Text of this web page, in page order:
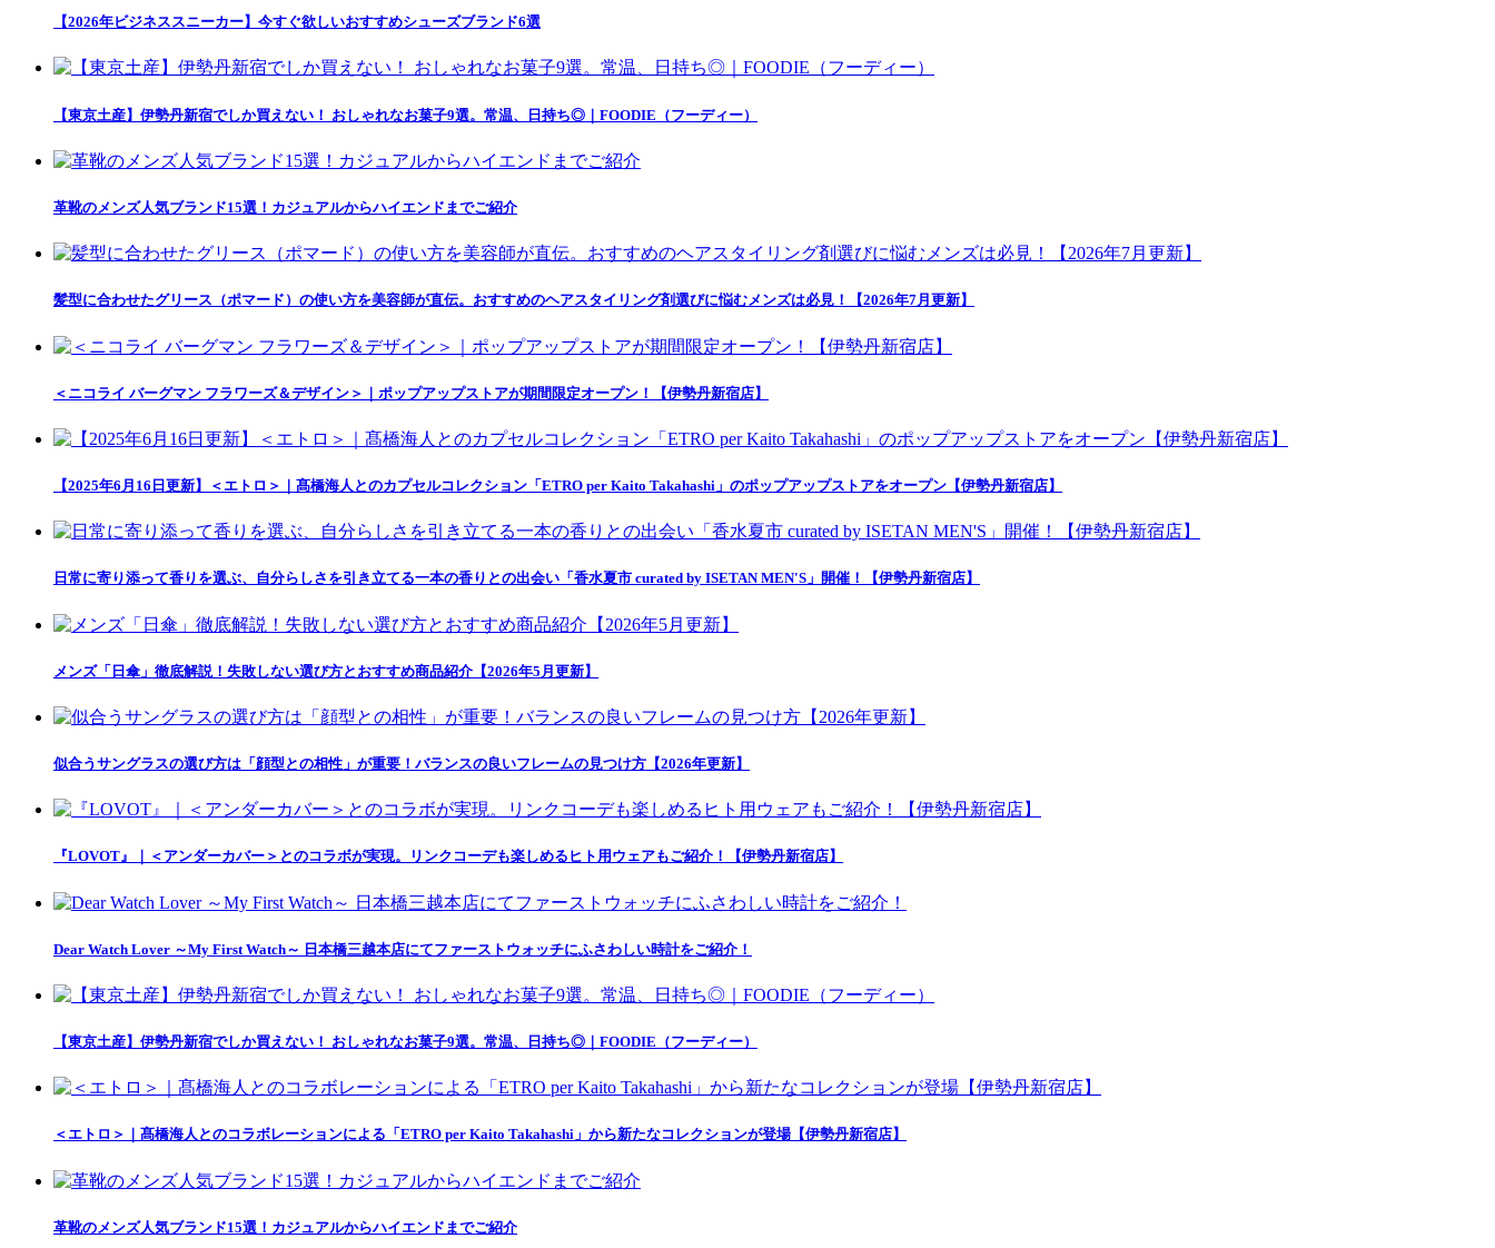
【2026年ビジネススニーカー】今すぐ欲しいおすすめシューズブランド6選
【東京土産】伊勢丹新宿でしか買えない！ おしゃれなお菓子9選。常温、日持ち◎｜FOODIE（フーディー）
革靴のメンズ人気ブランド15選！カジュアルからハイエンドまでご紹介
髪型に合わせたグリース（ポマード）の使い方を美容師が直伝。おすすめのヘアスタイリング剤選びに悩むメンズは必見！【2026年7月更新】
＜ニコライ バーグマン フラワーズ＆デザイン＞｜ポップアップストアが期間限定オープン！【伊勢丹新宿店】
【2025年6月16日更新】＜エトロ＞｜髙橋海人とのカプセルコレクション「ETRO per Kaito Takahashi」のポップアップストアをオープン【伊勢丹新宿店】
日常に寄り添って香りを選ぶ、自分らしさを引き立てる一本の香りとの出会い「香水夏市 curated by ISETAN MEN'S」開催！【伊勢丹新宿店】
メンズ「日傘」徹底解説！失敗しない選び方とおすすめ商品紹介【2026年5月更新】
似合うサングラスの選び方は「顔型との相性」が重要！バランスの良いフレームの見つけ方【2026年更新】
『LOVOT』｜＜アンダーカバー＞とのコラボが実現。リンクコーデも楽しめるヒト用ウェアもご紹介！【伊勢丹新宿店】
Dear Watch Lover ～My First Watch～ 日本橋三越本店にてファーストウォッチにふさわしい時計をご紹介！
【東京土産】伊勢丹新宿でしか買えない！ おしゃれなお菓子9選。常温、日持ち◎｜FOODIE（フーディー）
＜エトロ＞｜髙橋海人とのコラボレーションによる「ETRO per Kaito Takahashi」から新たなコレクションが登場【伊勢丹新宿店】
革靴のメンズ人気ブランド15選！カジュアルからハイエンドまでご紹介